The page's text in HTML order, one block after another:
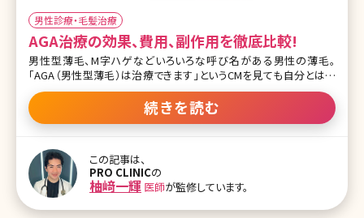
男性診療・毛髪治療
AGA治療の効果、費用、副作用を徹底比較!
男性型薄毛、M字ハゲなどいろいろな呼び名がある男性の薄毛。
「AGA（男性型薄毛）は治療できます」というCMを見ても自分とは関
係ない、自分の薄毛は治らないと考えている方もいるのではないで
しょうか。ここではAGAとはどんな症状なのか、またどんな治療をする
ことができるのか、効果はあるのかなどについて最新の治療情報を
でいる方は年配の方だけではなく、20代の方も多くいらっしゃいます。
しかし恥ずかしいや治らないと思っている方が多いのが現状です。最
新の情報を取り入れていただき、 健やかな日々を過ごしましょう。
AGAでお悩みのある方は当院までお越しください。 1.AGA（エージー
エー）男性型脱毛症とはどんな症状? 1-1.男性の薄毛の原因
続きを読む
この記事は、
PRO CLINICの
柚﨑一輝 医師が監修しています。